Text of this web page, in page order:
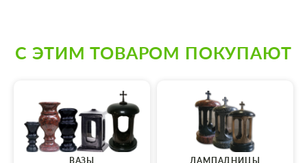
С ЭТИМ ТОВАРОМ ПОКУПАЮТ
ВАЗЫ ЛАМПАДНИЦЫ